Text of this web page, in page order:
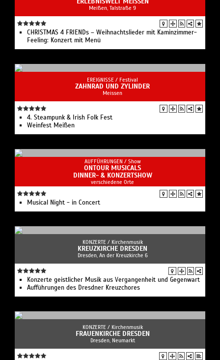
Meißen, Talstraße 9
CHRISTMAS 4 FRIENDs – Weihnachtslieder mit Kaminzimmer-
Feeling: Konzert mit Menü
EREIGNISSE / Festival
ZAHNRAD UND ZYLINDER
Meissen
4. Steampunk & Irish Folk Fest
Weinfest Meißen
AUFFÜHRUNGEN / Show
ONTOUR MUSICALS
DINNER- & KONZERTSHOW
verschiedene Orte
Musical Night - in Concert
KONZERTE / Kirchenmusik
KREUZKIRCHE DRESDEN
Dresden, An der Kreuzkirche 6
Konzerte geistlicher Musik aus Vergangenheit und Gegenwart
Aufführungen des Dresdner Kreuzchores
KONZERTE / Kirchenmusik
FRAUENKIRCHE DRESDEN
Dresden, Neumarkt